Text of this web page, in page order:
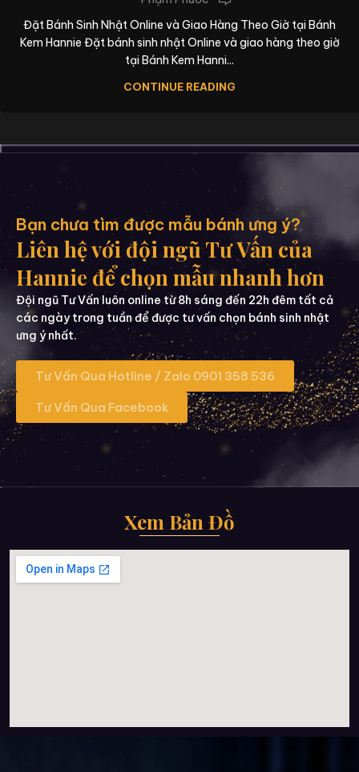
Đặt Bánh Sinh Nhật Online và Giao Hàng Theo Giờ tại Bánh
Kem Hannie Đặt bánh sinh nhật Online và giao hàng theo giờ
tại Bánh Kem Hanni...
CONTINUE READING
Bạn chưa tìm được mẫu bánh ưng ý?
Liên hệ với đội ngũ Tư Vấn của
Hannie để chọn mẫu nhanh hơn
Đội ngũ Tư Vấn luôn online từ 8h sáng đến 22h đêm tất cả
các ngày trong tuần để được tư vấn chọn bánh sinh nhật
ưng ý nhất.
Tư Vấn Qua Hotline / Zalo 0901 358 536
Tư Vấn Qua Facebook
Xem Bản Đồ